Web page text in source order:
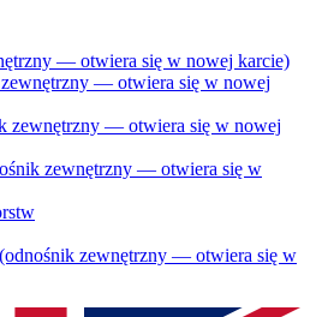
— otwiera się w nowej karcie)
— otwiera się w nowej
zewnętrzny — otwiera się w nowej
zewnętrzny — otwiera się w
(odnośnik zewnętrzny — otwiera się w